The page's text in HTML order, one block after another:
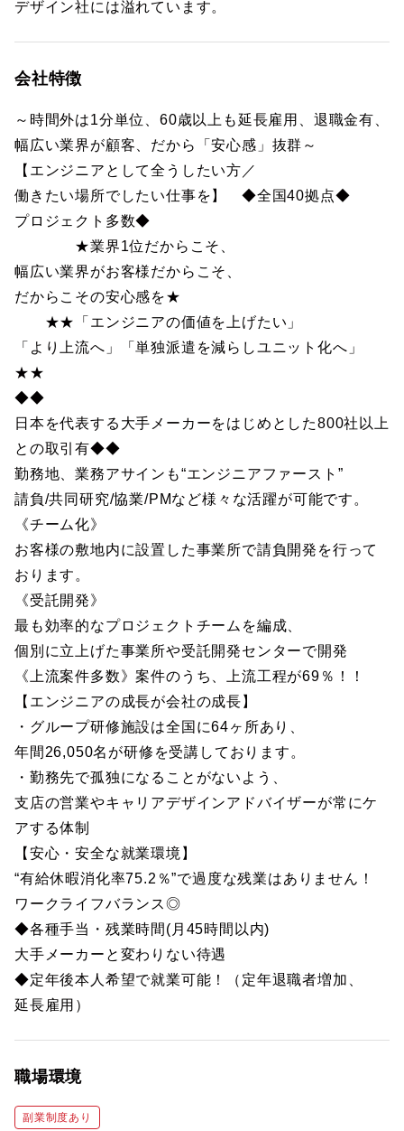
デザイン社には溢れています。
会社特徴
～時間外は1分単位、60歳以上も延長雇用、退職金有、
幅広い業界が顧客、だから「安心感」抜群～
【エンジニアとして全うしたい方／
働きたい場所でしたい仕事を】 ◆全国40拠点◆
プロジェクト多数◆
★業界1位だからこそ、
幅広い業界がお客様だからこそ、
だからこその安心感を★
★★「エンジニアの価値を上げたい」
「より上流へ」「単独派遣を減らしユニット化へ」
★★
◆◆
日本を代表する大手メーカーをはじめとした800社以上
との取引有◆◆
勤務地、業務アサインも“エンジニアファースト”
請負/共同研究/協業/PMなど様々な活躍が可能です。
《チーム化》
お客様の敷地内に設置した事業所で請負開発を行って
おります。
《受託開発》
最も効率的なプロジェクトチームを編成、
個別に立上げた事業所や受託開発センターで開発
《上流案件多数》案件のうち、上流工程が69％！！
【エンジニアの成長が会社の成長】
・グループ研修施設は全国に64ヶ所あり、
年間26,050名が研修を受講しております。
・勤務先で孤独になることがないよう、
支店の営業やキャリアデザインアドバイザーが常にケ
アする体制
【安心・安全な就業環境】
“有給休暇消化率75.2％”で過度な残業はありません！
ワークライフバランス◎
◆各種手当・残業時間(月45時間以内)
大手メーカーと変わりない待遇
◆定年後本人希望で就業可能！（定年退職者増加、
延長雇用）
職場環境
副業制度あり